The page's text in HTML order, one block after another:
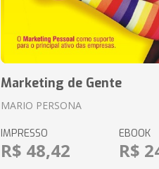
Marketing de Gente
MARIO PERSONA
IMPRESSO
R$ 48,42
EBOOK
R$